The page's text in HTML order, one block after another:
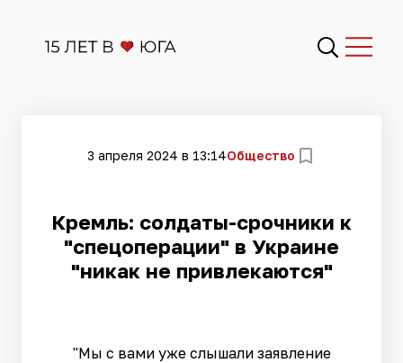
3 апреля 2024 в 13:14Общество
Кремль: солдаты-срочники к
"спецоперации" в Украине
"никак не привлекаются"
"Мы с вами уже слышали заявление